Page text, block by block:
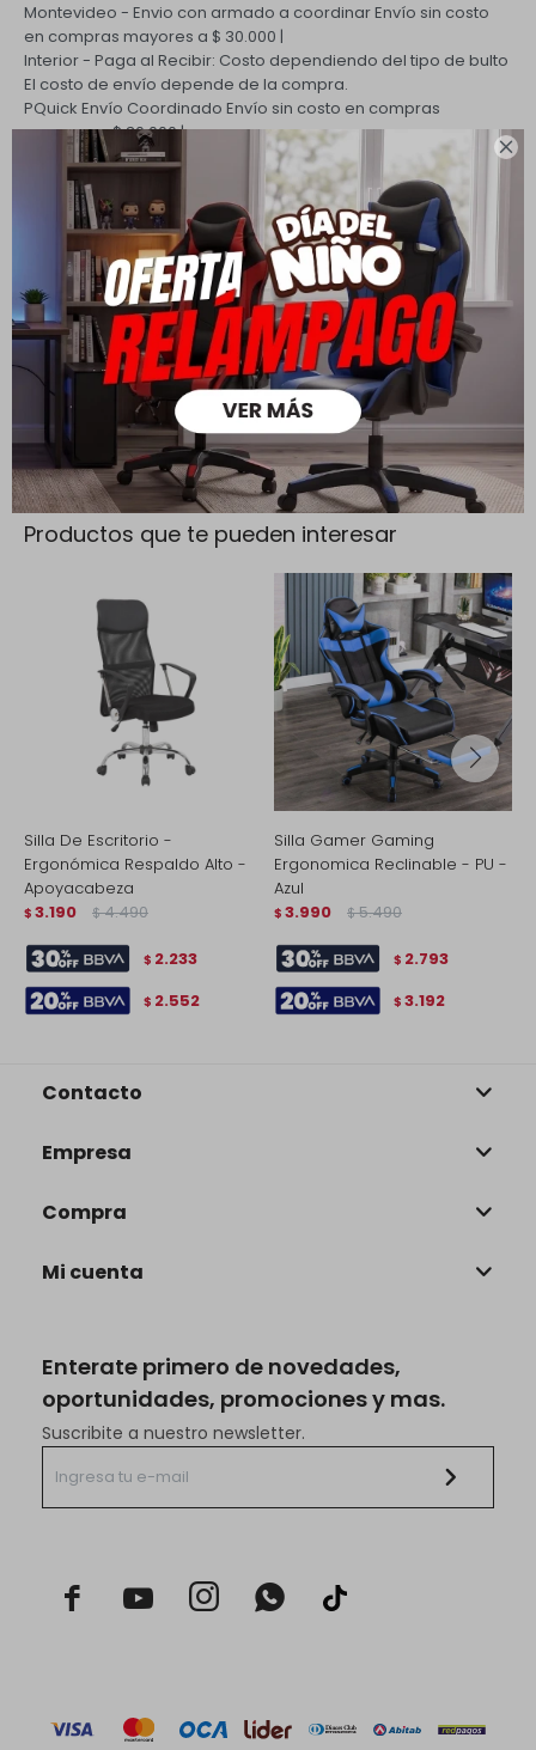

Montevideo - Envio con armado a coordinarEnvío sin costo
en compras mayores a $ 30.000 |
Interior - Paga al Recibir: Costo dependiendo del tipo de bulto
El costo de envío depende de la compra.
PQuick Envío Coordinado Envío sin costo en compras
mayores a $ 30.000 |
Cambios y Devoluciones
Todas las compras realizadas tienen un plazo de 5 días para
su cambio.
Ver mas
Medios de pago
Productos que te pueden interesar
Silla De Escritorio -
Ergonómica Respaldo Alto -
Apoyacabeza
$ 3.190 $ 4.490
$ 2.233
$ 2.552
Silla Gamer Gaming
Ergonomica Reclinable - PU -
Azul
$ 3.990 $ 5.490
$ 2.793
$ 3.192
Enterate primero de novedades,
oportunidades, promociones y mas.
Suscribite a nuestro newsletter.
  
Contacto
Empresa
Compra
Mi cuenta